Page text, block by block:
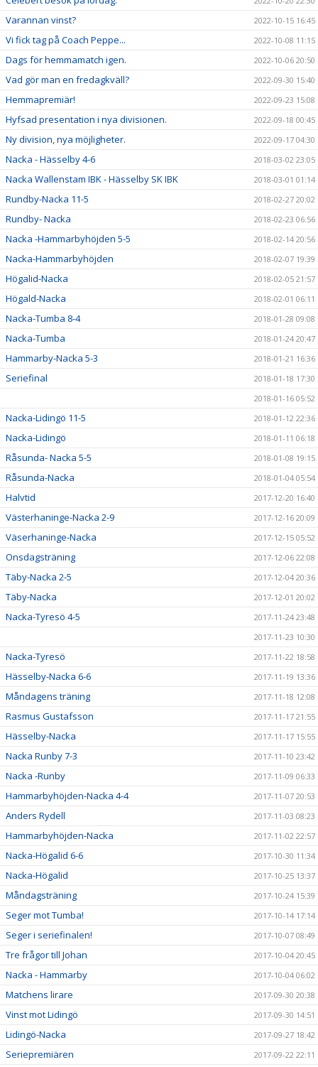
Varannan vinst? 2022-10-15 16:45
Vi fick tag på Coach Peppe... 2022-10-08 11:15
Dags för hemmamatch igen. 2022-10-06 20:50
Vad gör man en fredagkväll? 2022-09-30 15:40
Hemmapremiär! 2022-09-23 15:08
Hyfsad presentation i nya divisionen. 2022-09-18 00:45
Ny division, nya möjligheter. 2022-09-17 04:30
Nacka - Hässelby 4-6 2018-03-02 23:05
Nacka Wallenstam IBK - Hässelby SK IBK 2018-03-01 01:14
Rundby-Nacka 11-5 2018-02-27 20:02
Rundby- Nacka 2018-02-23 06:56
Nacka -Hammarbyhöjden 5-5 2018-02-14 20:56
Nacka-Hammarbyhöjden 2018-02-07 19:39
Högalid-Nacka 2018-02-05 21:57
Högald-Nacka 2018-02-01 06:11
Nacka-Tumba 8-4 2018-01-28 09:08
Nacka-Tumba 2018-01-24 20:47
Hammarby-Nacka 5-3 2018-01-21 16:36
Seriefinal
2018-01-18 17:30
2018-01-16 05:52
Nacka-Lidingö 11-5 2018-01-12 22:36
Nacka-Lidingö 2018-01-11 06:18
Råsunda- Nacka 5-5 2018-01-08 19:15
Råsunda-Nacka 2018-01-04 05:54
Halvtid 2017-12-20 16:40
Västerhaninge-Nacka 2-9 2017-12-16 20:09
Väserhaninge-Nacka 2017-12-15 05:52
Onsdagsträning 2017-12-06 22:08
Täby-Nacka 2-5 2017-12-04 20:36
Täby-Nacka 2017-12-01 20:02
Nacka-Tyresö 4-5
2017-11-24 23:48
2017-11-23 10:30
Nacka-Tyresö 2017-11-22 18:58
Hässelby-Nacka 6-6 2017-11-19 13:36
Måndagens träning 2017-11-18 12:08
Rasmus Gustafsson 2017-11-17 21:55
Hässelby-Nacka 2017-11-17 15:55
Nacka Runby 7-3 2017-11-10 23:42
Nacka -Runby 2017-11-09 06:33
Hammarbyhöjden-Nacka 4-4 2017-11-07 20:53
Anders Rydell 2017-11-03 08:23
Hammarbyhöjden-Nacka 2017-11-02 22:57
Nacka-Högalid 6-6 2017-10-30 11:34
Nacka-Högalid 2017-10-25 13:37
Måndagsträning 2017-10-24 15:39
Seger mot Tumba! 2017-10-14 17:14
Seger i seriefinalen! 2017-10-07 08:49
Tre frågor till Johan 2017-10-04 20:45
Nacka - Hammarby 2017-10-04 06:02
Matchens lirare 2017-09-30 20:38
Vinst mot Lidingö 2017-09-30 14:51
Lidingö-Nacka 2017-09-27 18:42
Seriepremiären 2017-09-22 22:11